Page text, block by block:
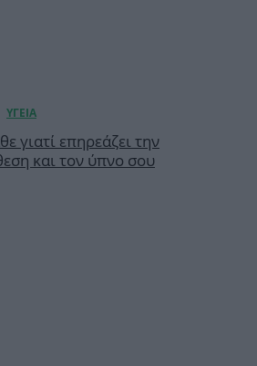
γιατί επηρεάζει την
και τον ύπνο σου